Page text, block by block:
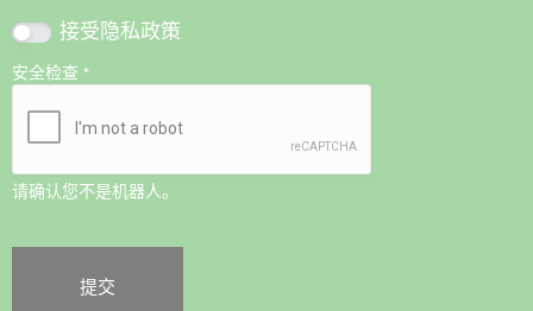
接受隐私政策
安全检查 *
请确认您不是机器人。